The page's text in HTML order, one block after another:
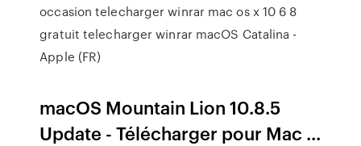
occasion telecharger winrar mac os x 10 6 8
gratuit telecharger winrar macOS Catalina -
Apple (FR)
macOS Mountain Lion 10.8.5
Update - Télécharger pour Mac ...